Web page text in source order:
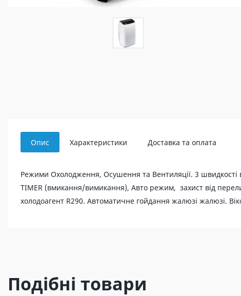
Опис Характеристики Доставка та оплата
Режими Охолодження, Осушення та Вентиляції. 3
TIMER (вмикання/вимикання), Авто режим, захист від
холодоагент R290. Автоматичне гойдання жалюзі жалюзі.
Подібні товари